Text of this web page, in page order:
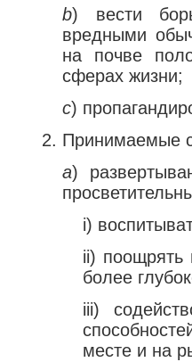
b) вести
вредными
на почве
сферах жизни;
c)
2. Принимаемые
a)
i)
ii) поощрять
более
iii)
месте и на